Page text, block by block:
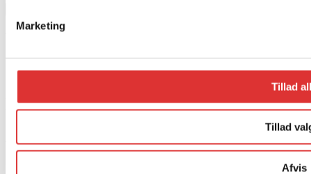
Marketing
Tillad
Tillad
Afvis
CFMOTO ATV
Kioti UTV